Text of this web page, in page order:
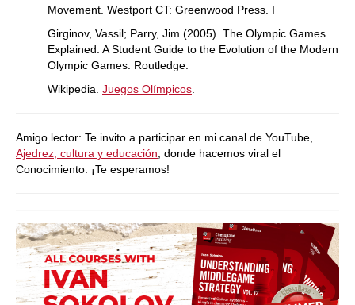
Movement. Westport CT: Greenwood Press. I
Girginov, Vassil; Parry, Jim (2005). The Olympic Games
Explained: A Student Guide to the Evolution of the Modern
Olympic Games. Routledge.
Wikipedia. Juegos Olímpicos
Amigo lector: Te invito a participar en mi canal de YouTube,
Ajedrez, cultura y educación , donde hacemos viral el
Conocimiento. ¡Te esperamos!